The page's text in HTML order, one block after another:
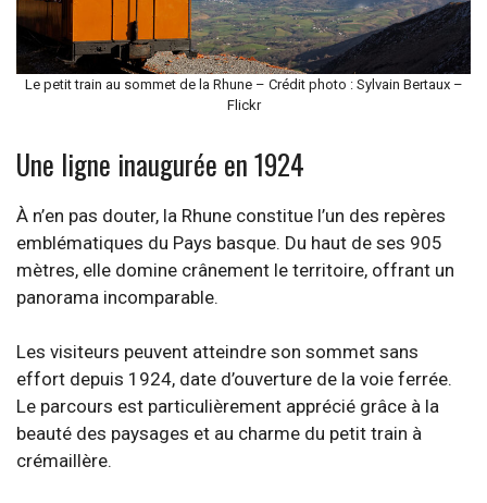
Le petit train au sommet de la Rhune – Crédit photo : Sylvain Bertaux –
Flickr
Une ligne inaugurée en 1924
À n’en pas douter, la Rhune constitue l’un des repères
emblématiques du Pays basque. Du haut de ses 905
mètres, elle domine crânement le territoire, offrant un
panorama incomparable.
Les visiteurs peuvent atteindre son sommet sans
effort depuis 1924, date d’ouverture de la voie ferrée.
Le parcours est particulièrement apprécié grâce à la
beauté des paysages et au charme du petit train à
crémaillère.